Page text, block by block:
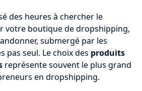
des heures à chercher le
votre boutique de dropshipping,
submergé par les
pas seul. Le choix des produits
représente souvent le plus grand
en dropshipping.